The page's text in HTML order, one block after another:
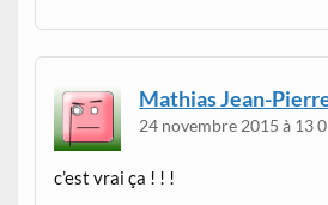
Mathias Jean-
24 novembre 2015 à 13
c’est vrai ça ! ! !